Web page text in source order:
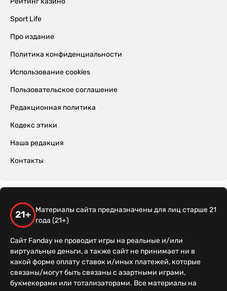
Sport Life
Про издание
Политика конфиденциальности
Использование cookies
Пользовательское соглашение
Редакционная политика
Кодекс этики
Наша редакция
Контакты
21+
Материалы сайта предназначены для лиц старше 21
года (21+)
Сайт Fanday не проводит игры на реальные и/или
виртуальные деньги, а также сайт не принимает ни в
какой форме оплату ставок и/иных платежей, которые
связаны/могут быть связаны с азартными играми,
букмекерами или тотализаторами. Все материалы на